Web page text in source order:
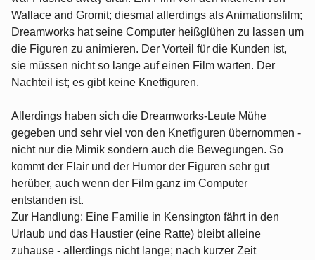
Wallace and Gromit; diesmal allerdings als Animationsfilm;
Dreamworks hat seine Computer heißglühen zu lassen um
die Figuren zu animieren. Der Vorteil für die Kunden ist,
sie müssen nicht so lange auf einen Film warten. Der
Nachteil ist; es gibt keine Knetfiguren.
Allerdings haben sich die Dreamworks-Leute Mühe
gegeben und sehr viel von den Knetfiguren übernommen -
nicht nur die Mimik sondern auch die Bewegungen. So
kommt der Flair und der Humor der Figuren sehr gut
herüber, auch wenn der Film ganz im Computer
entstanden ist.
Zur Handlung: Eine Familie in Kensington fährt in den
Urlaub und das Haustier (eine Ratte) bleibt alleine
zuhause - allerdings nicht lange; nach kurzer Zeit